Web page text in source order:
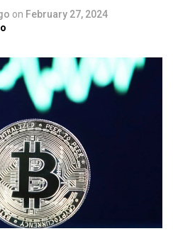
on February 27, 2024